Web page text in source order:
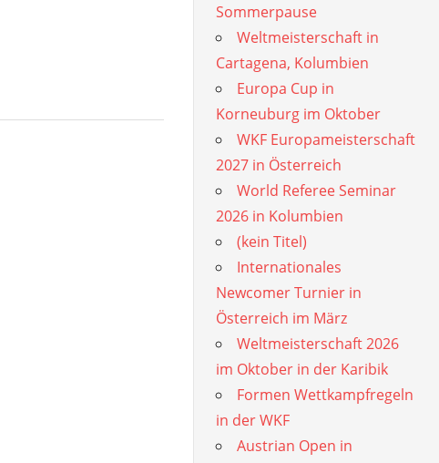
Sommerpause
Weltmeisterschaft in
Cartagena, Kolumbien
Europa Cup in
Korneuburg im Oktober
WKF Europameisterschaft
2027 in Österreich
World Referee Seminar
2026 in Kolumbien
(kein Titel)
Internationales
Newcomer Turnier in
Österreich im März
Weltmeisterschaft 2026
im Oktober in der Karibik
Formen Wettkampfregeln
in der WKF
Austrian Open in